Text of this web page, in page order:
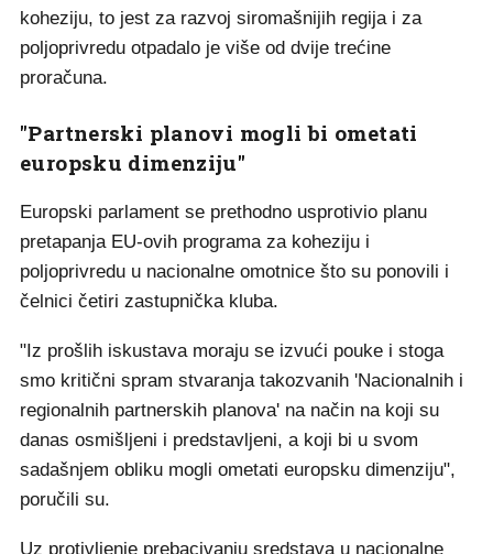
koheziju, to jest za razvoj siromašnijih regija i za
poljoprivredu otpadalo je više od dvije trećine
proračuna.
"Partnerski planovi mogli bi ometati
europsku dimenziju"
Europski parlament se prethodno usprotivio planu
pretapanja EU-ovih programa za koheziju i
poljoprivredu u nacionalne omotnice što su ponovili i
čelnici četiri zastupnička kluba.
"Iz prošlih iskustava moraju se izvući pouke i stoga
smo kritični spram stvaranja takozvanih 'Nacionalnih i
regionalnih partnerskih planova' na način na koji su
danas osmišljeni i predstavljeni, a koji bi u svom
sadašnjem obliku mogli ometati europsku dimenziju",
poručili su.
Uz protivljenje prebacivanju sredstava u nacionalne